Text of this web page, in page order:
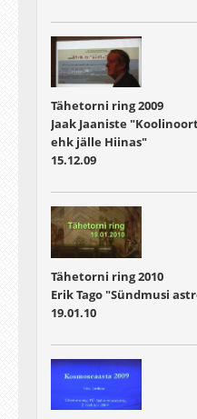
Tähetorni ring 2009
Jaak Jaaniste
ehk jälle Hiinas"
15.12.09
Tähetorni ring 2010
Erik Tago "Sündmusi
19.01.10